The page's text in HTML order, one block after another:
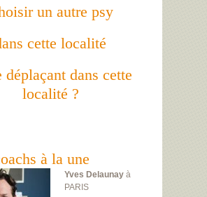
un autre psy
cette localité
déplaçant dans cette
localité ?
à la une
Yves Delaunay à
PARIS